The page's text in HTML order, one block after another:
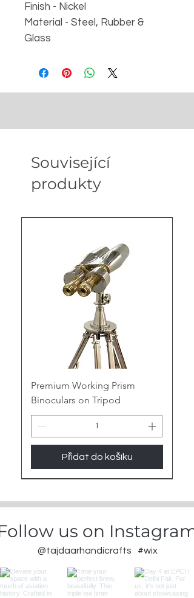
Finish - Nickel
Material - Steel, Rubber &
Glass
1.97 in
Související
produkty
Premium Working Prism
Binoculars on Tripod
Přidat do košíku
us on Instagram
#wix
@tajdaarhandicrafts